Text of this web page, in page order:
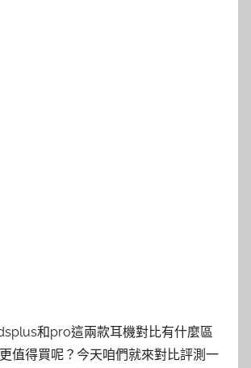
和pro這兩款耳機對比有什麼區
值得買呢？今天咱們就來對比評測一